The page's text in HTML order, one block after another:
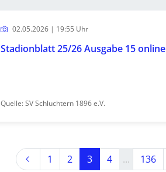
02.05.2026 | 19:55 Uhr
Stadionblatt 25/26 Ausgabe 15 online
Quelle: SV Schluchtern 1896 e.V.
Previous
1 2 3 4 ... 136